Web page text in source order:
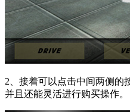
2、接着可以点击中间两侧的
并且还能灵活进行购买操作。